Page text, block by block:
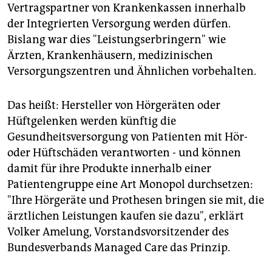
Vertragspartner von Krankenkassen innerhalb
der Integrierten Versorgung werden dürfen.
Bislang war dies "Leistungserbringern" wie
Ärzten, Krankenhäusern, medizinischen
Versorgungszentren und Ähnlichen vorbehalten.
Das heißt: Hersteller von Hörgeräten oder
Hüftgelenken werden künftig die
Gesundheitsversorgung von Patienten mit Hör-
oder Hüftschäden verantworten - und können
damit für ihre Produkte innerhalb einer
Patientengruppe eine Art Monopol durchsetzen:
"Ihre Hörgeräte und Prothesen bringen sie mit, die
ärztlichen Leistungen kaufen sie dazu", erklärt
Volker Amelung, Vorstandsvorsitzender des
Bundesverbands Managed Care das Prinzip.